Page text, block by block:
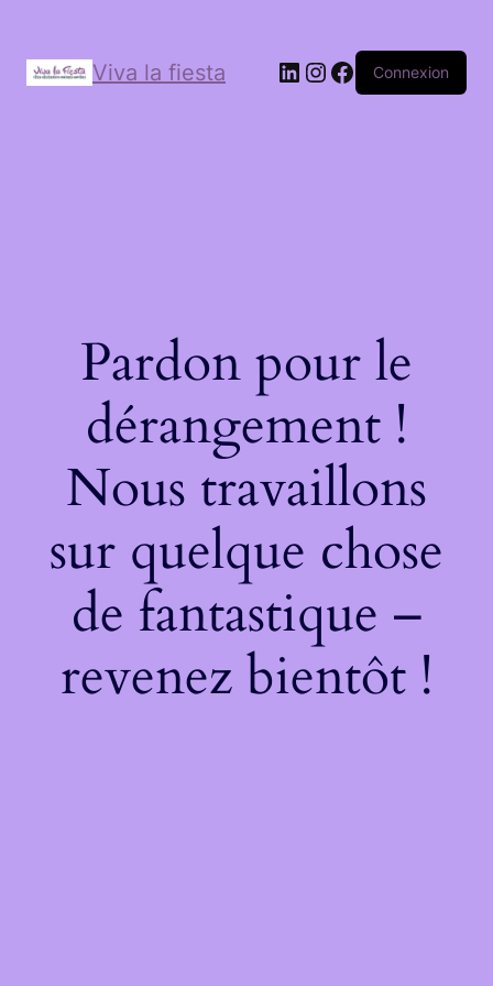
Viva la fiesta Connexion
Pardon pour le
dérangement !
Nous travaillons
sur quelque chose
de fantastique –
revenez bientôt !